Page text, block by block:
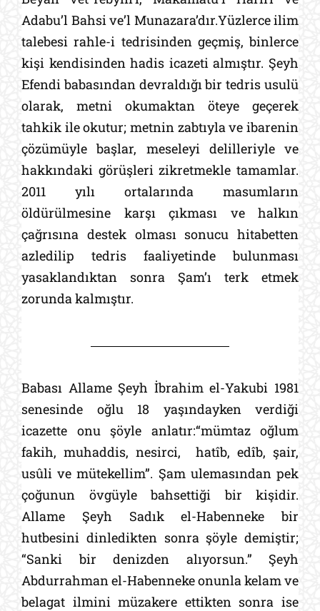
Adabu’l Bahsi ve’l Munazara’dır.Yüzlerce ilim
talebesi rahle-i tedrisinden geçmiş, binlerce
kişi kendisinden hadis icazeti almıştır. Şeyh
Efendi babasından devraldığı bir tedris usulü
olarak, metni okumaktan öteye geçerek
tahkik ile okutur; metnin zabtıyla ve ibarenin
çözümüyle başlar, meseleyi delilleriyle ve
hakkındaki görüşleri zikretmekle tamamlar.
2011 yılı ortalarında masumların
öldürülmesine karşı çıkması ve halkın
çağrısına destek olması sonucu hitabetten
azledilip tedris faaliyetinde bulunması
yasaklandıktan sonra Şam’ı terk etmek
zorunda kalmıştır.
Babası Allame Şeyh İbrahim el-Yakubi 1981
senesinde oğlu 18 yaşındayken verdiği
icazette onu şöyle anlatır:“mümtaz oğlum
fakih, muhaddis, nesirci, hatîb, edîb, şair,
usûli ve mütekellim”. Şam ulemasından pek
çoğunun övgüyle bahsettiği bir kişidir.
Allame Şeyh Sadık el-Habenneke bir
hutbesini dinledikten sonra şöyle demiştir;
“Sanki bir denizden alıyorsun.” Şeyh
Abdurrahman el-Habenneke onunla kelam ve
belagat ilmini müzakere ettikten sonra ise